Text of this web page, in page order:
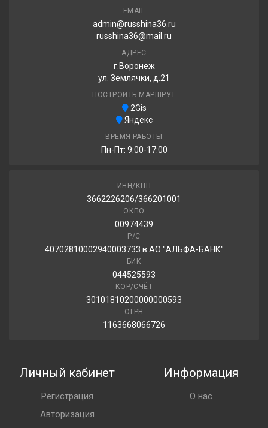
5 320.00 ₽
EMAIL
admin@russhina36.ru
russhina36@mail.ru
АДРЕС
г.Воронеж
ул. Землячки, д.21
ПОСТРОИТЬ МАРШРУТ
2Gis
Яндекс
ВРЕМЯ РАБОТЫ
Пн-Пт: 9:00-17:00
ИНН/КПП
3662226206/366201001
ОКПО
00974439
Р/С
40702810002940003733 в АО "АЛЬФА-БАНК"
БИК
044525593
КОР/СЧЁТ
30101810200000000593
ОГРН
1163668066726
Личный кабинет
Регистрация
Авторизация
Информация
О нас